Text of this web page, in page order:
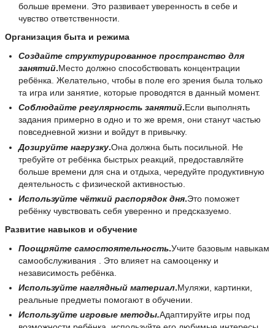
больше времени. Это развивает уверенность в себе и
чувство ответственности.
Организация быта и режима
Создайте структурированное пространство для
занятий.Место должно способствовать концентрации
ребёнка. Желательно, чтобы в поле его зрения была только
та игра или занятие, которые проводятся в данный момент.
Соблюдайте регулярность занятий.Если выполнять
задания примерно в одно и то же время, они станут частью
повседневной жизни и войдут в привычку.
Дозируйте нагрузку.Она должна быть посильной. Не
требуйте от ребёнка быстрых реакций, предоставляйте
больше времени для сна и отдыха, чередуйте продуктивную
деятельность с физической активностью.
Используйте чёткий распорядок дня.Это поможет
ребёнку чувствовать себя уверенно и предсказуемо.
Развитие навыков и обучение
Поощряйте самостоятельность.Учите базовым навыкам
самообслуживания . Это влияет на самооценку и
независимость ребёнка.
Используйте наглядный материал.Муляжи, картинки,
реальные предметы помогают в обучении.
Используйте игровые методы.Адаптируйте игры под